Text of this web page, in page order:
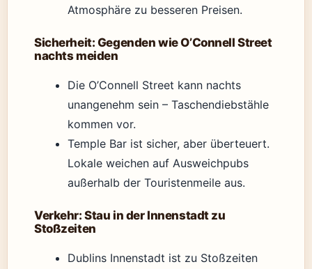
Atmosphäre zu besseren Preisen.
Sicherheit: Gegenden wie O’Connell Street
nachts meiden
Die O’Connell Street kann nachts
unangenehm sein – Taschendiebstähle
kommen vor.
Temple Bar ist sicher, aber überteuert.
Lokale weichen auf Ausweichpubs
außerhalb der Touristenmeile aus.
Verkehr: Stau in der Innenstadt zu
Stoßzeiten
Dublins Innenstadt ist zu Stoßzeiten